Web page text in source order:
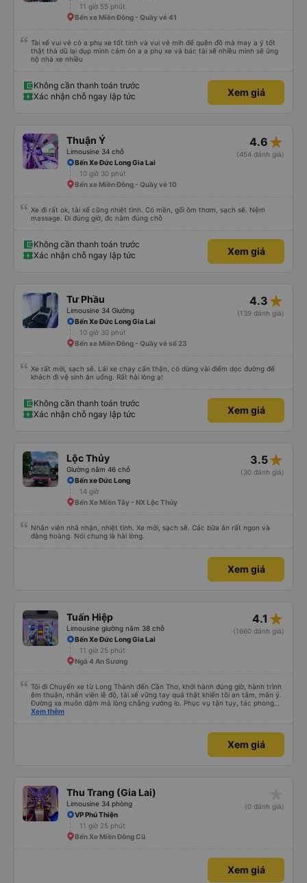
11 giờ 55 phút
Bến xe Miền Đông - Quầy vé 41
Tài xế vui vẻ có a phụ xe tốt tính và vui vẻ mih để quên đồ mà may a ý tốt
thật thà dũ lại dụp mình cảm ỏn a a phụ xe và bác tài xế nhiều mình sẽ ủng
hộ nhà xe nhiều
Không cần thanh toán trước
Xác nhận chỗ ngay lập tức
Xem giá
Thuận Ý
Limousine 34 chỗ
4.6 star_rate
(454 đánh giá)
Bến Xe Đức Long Gia Lai
10 giờ 30 phút
Bến xe Miền Đông - Quầy vé 10
Xe đi rất ok, tài xế cũng nhiệt tình. Có mền, gối ôm thơm, sạch sẽ. Nệm
massage. Đi đúng giờ, đc nằm đúng chỗ
Không cần thanh toán trước
Xác nhận chỗ ngay lập tức
Xem giá
Tư Phầu
Limousine 34 Giường
4.3 star_rate
(139 đánh giá)
Bến Xe Đức Long Gia Lai
10 giờ 30 phút
Bến xe Miền Đông - Quầy vé số 23
Xe rất mới, sạch sẽ. Lái xe chạy cẩn thận, có dừng vài điểm dọc đường để
khách đi vệ sinh ăn uống. Rất hài lòng ạ!
Không cần thanh toán trước
Xác nhận chỗ ngay lập tức
Xem giá
Lộc Thủy
Giường nằm 46 chỗ
3.5 star_rate
(30 đánh giá)
Bến xe Đức Long
14 giờ
Bến Xe Miền Tây - NX Lộc Thủy
Nhân viên nhã nhặn, nhiệt tình. Xe mới, sạch sẽ. Các bữa ăn rất ngon và
đàng hoàng. Nói chung là hài lòng.
Xem giá
Tuấn Hiệp
Limousine giường nằm 38 chỗ
4.1 star_rate
(1660 đánh giá)
Bến Xe Đức Long Gia Lai
11 giờ 25 phút
Ngã 4 An Sương
Tôi đi Chuyến xe từ Long Thành đến Cần Thơ, khởi hành đúng giờ, hành trình
êm thuận, nhân viên lễ độ, tài xế vững tay quả thật khiến tôi an tâm, mãn ý.
Đường xa muôn dặm mà lòng chẳng vướng lo. Phục vụ tận tụy, tác phong
nghiêm cẩn, hiếm thấy giữa thời buổi kim tiền vội vã. Xã hội loạn đạo. Xin gửi
Xem thêm
Xem giá
Thu Trang (Gia Lai)
Limousine 34 phòng
(0 đánh giá)
VP Phú Thiện
11 giờ 25 phút
Bến Xe Miền Đông Cũ
Xem giá